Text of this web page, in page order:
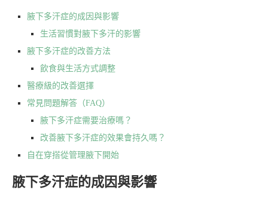
腋下多汗症的成因與影響
生活習慣對腋下多汗的影響
腋下多汗症的改善方法
飲食與生活方式調整
醫療級的改善選擇
常見問題解答（FAQ）
腋下多汗症需要治療嗎？
改善腋下多汗症的效果會持久嗎？
自在穿搭從管理腋下開始
腋下多汗症的成因與影響